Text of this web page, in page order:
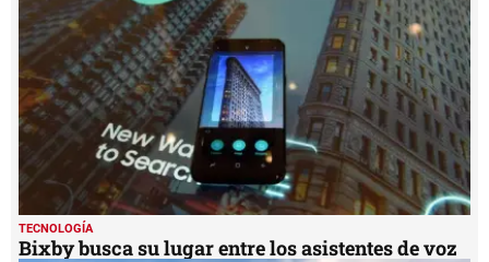
TECNOLOGÍA
Bixby busca su lugar entre los asistentes de voz